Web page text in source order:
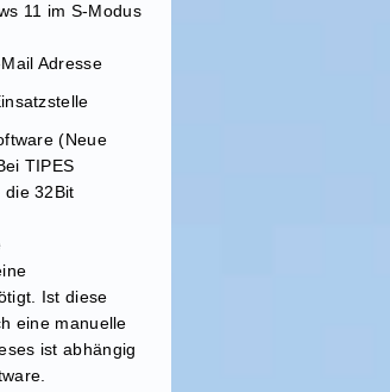
11 im S-Modus
Adresse
(Neue
TIPES
die 32Bit
Ist diese
eine manuelle
ist abhängig